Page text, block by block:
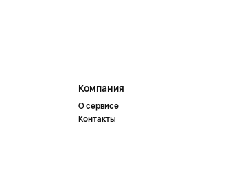
Компания
О сервисе
Контакты